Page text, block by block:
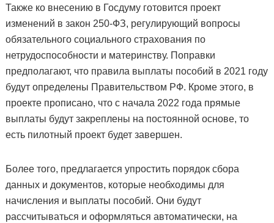
Также ко внесению в Госдуму готовится проект
изменений в закон 250-ФЗ, регулирующий вопросы
обязательного социального страхования по
нетрудоспособности и материнству. Поправки
предполагают, что правила выплаты пособий в 2021 году
будут определены Правительством РФ. Кроме этого, в
проекте прописано, что с начала 2022 года прямые
выплаты будут закреплены на постоянной основе, то
есть пилотный проект будет завершен.
Более того, предлагается упростить порядок сбора
данных и документов, которые необходимы для
начисления и выплаты пособий. Они будут
рассчитываться и оформляться автоматически, на